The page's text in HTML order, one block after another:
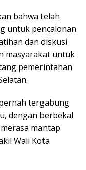
bahwa telah
untuk pencalonan
dan diskusi
masyarakat untuk
pemerintahan
tergabung
dengan berbekal
mantap
Wali Kota